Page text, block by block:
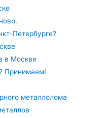
Петербурге?
в Москве
Принимаем!
металлолома